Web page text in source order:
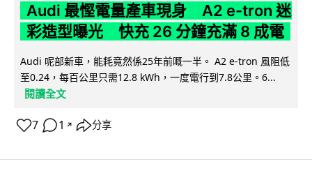
Audi 最慳電量產車現身 A2 e-tron 迷
彩造型曝光 快充 26 分鐘充滿 8 成電
Audi 呢部新車，能耗竟然係25年前嘅一半。 A2 e-tron 風阻低
至0.24，每百公里只需12.8 kWh，一度電行到7.8公里。6...
閱讀全文
7 1 ↗ 分享